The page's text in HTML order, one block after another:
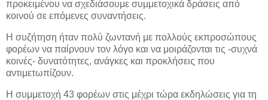
προκειμένου να σχεδιάσουμε συμμετοχικά δράσεις από
κοινού σε επόμενες συναντήσεις.
Η συζήτηση ήταν πολύ ζωντανή με πολλούς εκπροσώπους
φορέων να παίρνουν τον λόγο και να μοιράζονται τις -συχνά
κοινές- δυνατότητες, ανάγκες και προκλήσεις που
αντιμετωπίζουν.
Η συμμετοχή 43 φορέων στις μέχρι τώρα εκδηλώσεις για τη